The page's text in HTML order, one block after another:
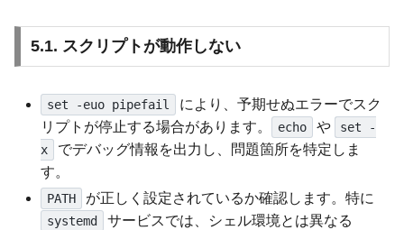
5.1. スクリプトが動作しない
set -euo pipefail
により、予期せぬエラーでスク
リプトが停止する場合があります。
echo や
set -
x
でデバッグ情報を出力し、問題箇所を特定しま
す。
PATH が正しく設定されているか確認します。特に
systemd サービスでは、シェル環境とは異なる